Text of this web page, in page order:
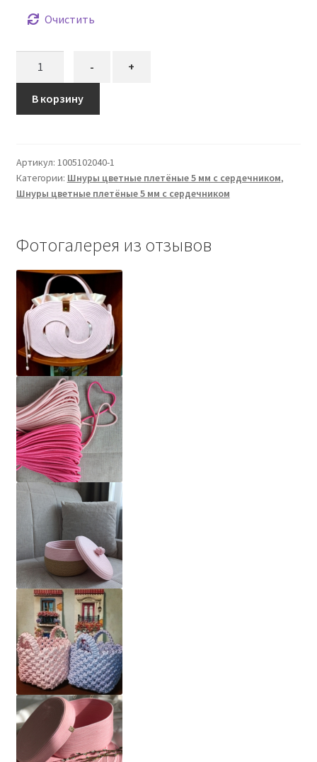
Очистить
Шнур
плетёный
пудровый
с
сердечником
- +
В корзину
Артикул: 1005102040-1
Категории: Шнуры цветные плетёные 5 мм с сердечником,
Шнуры цветные плетёные 5 мм с сердечником
Фотогалерея из отзывов